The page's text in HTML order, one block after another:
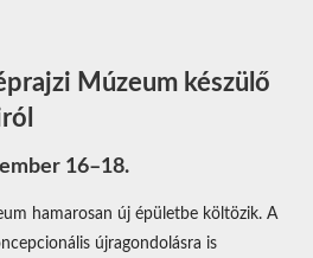
Múzeum készülő
16–18.
hamarosan új épületbe költözik. A
újragondolásra is